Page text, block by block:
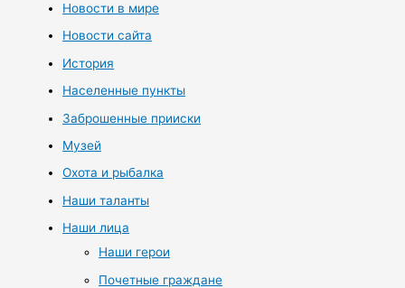
Новости в мире
Новости сайта
История
Населенные пункты
Заброшенные прииски
Музей
Охота и рыбалка
Наши таланты
Наши лица
Наши герои
Почетные граждане